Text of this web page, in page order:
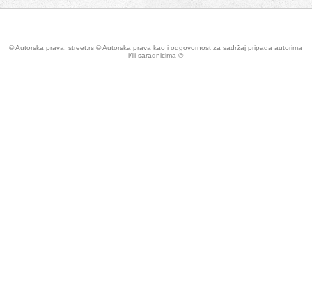
© Autorska prava: street.rs © Autorska prava kao i odgovornost za sadržaj pripada autorima
i/ili saradnicima ©